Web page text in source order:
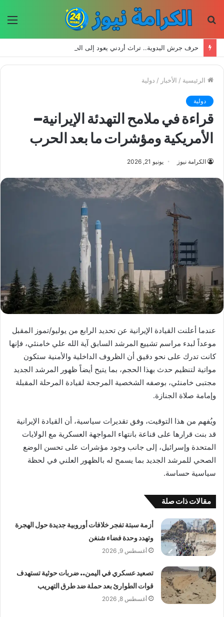
الرئيسية / الأخبار / دولية
دولية
قراءة في ملامح التهدئة الإيرانية–
الأمريكية ومؤشرات ما بعد الحرب
الكرامة نيوز يونيو 21, 2026
عندما أعلنت القيادة الإيرانية عن تحديد الرابع من يوليو/تموز المقبل
موعداً لبدء مراسم تشييع المرشد السابق آية الله علي خامنئي، فإنها
كانت تدرك على نحو دقيق أن الظروف الداخلية والأمنية ستكون
مواتية لتنظيم حدث بهذا الحجم، بما يتيح أيضاً ظهور المرشد الجديد
مجتبى خامنئي، بوصفه الشخصية المرجحة لقيادة المرحلة المقبلة
وإمامة صلاة الجنازة.
ويُفهم من هذا التوقيت، وفق تقديرات سياسية، أن القيادة الإيرانية
قد بنت قرارها على قناعة بانتهاء المواجهة العسكرية مع الولايات
المتحدة وإسرائيل، إلى جانب وجود مؤشرات على تحسن الوضع
الصحي للمرشد الجديد بما يسمح له بالظهور العلني في لحظة
سياسية حساسة.
مقالات ذات صلة
أزمة سبتة تفجر خلافات أوروبية جديدة حول الهجرة
وتهدد وحدة فضاء شنغن
أغسطس 9, 2026
تصعيد عسكري في اليمن.. ضربات حوثية تستهدف
قوات الطوارئ بعد حملة ضد طرق التهريب
أغسطس 8, 2026